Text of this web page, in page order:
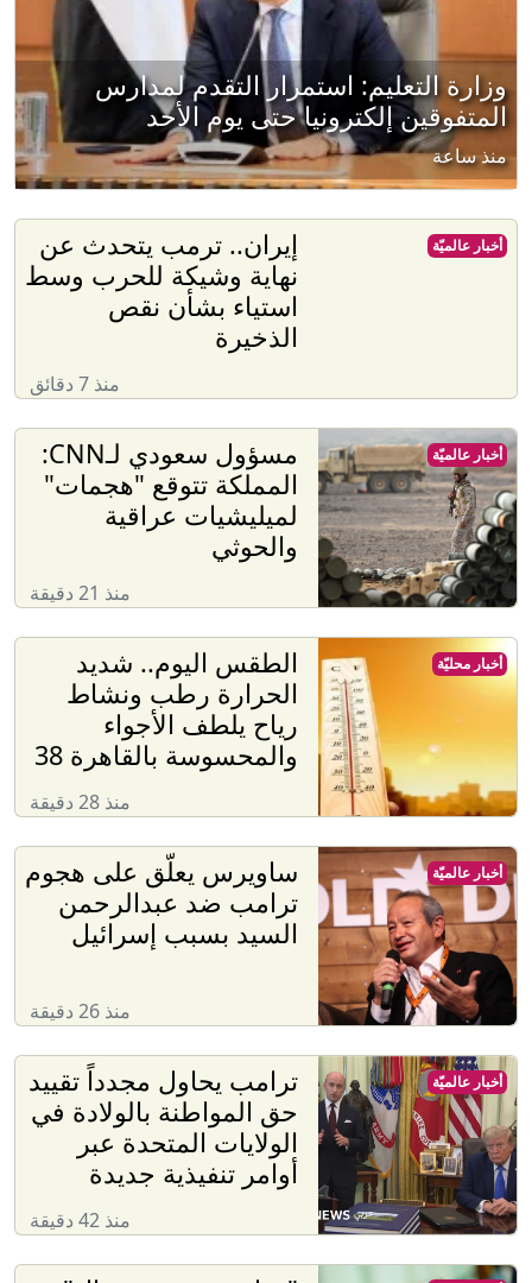
وزارة التعليم: استمرار التقدم لمدارس
المتفوقين إلكترونيا حتى يوم الأحد
منذ ساعة
إيران.. ترمب يتحدث عن
نهاية وشيكة للحرب وسط
استياء بشأن نقص
الذخيرة
منذ 7 دقائق
أخبار عالميّة
مسؤول سعودي لـCNN:
المملكة تتوقع "هجمات"
لميليشيات عراقية
والحوثي
منذ 21 دقيقة
أخبار عالميّة
الطقس اليوم.. شديد
الحرارة رطب ونشاط
رياح يلطف الأجواء
والمحسوسة بالقاهرة 38
منذ 28 دقيقة
أخبار محليّة
ساويرس يعلّق على هجوم
ترامب ضد عبدالرحمن
السيد بسبب إسرائيل
منذ 26 دقيقة
أخبار عالميّة
ترامب يحاول مجدداً تقييد
حق المواطنة بالولادة في
الولايات المتحدة عبر
أوامر تنفيذية جديدة
منذ 42 دقيقة
أخبار عالميّة